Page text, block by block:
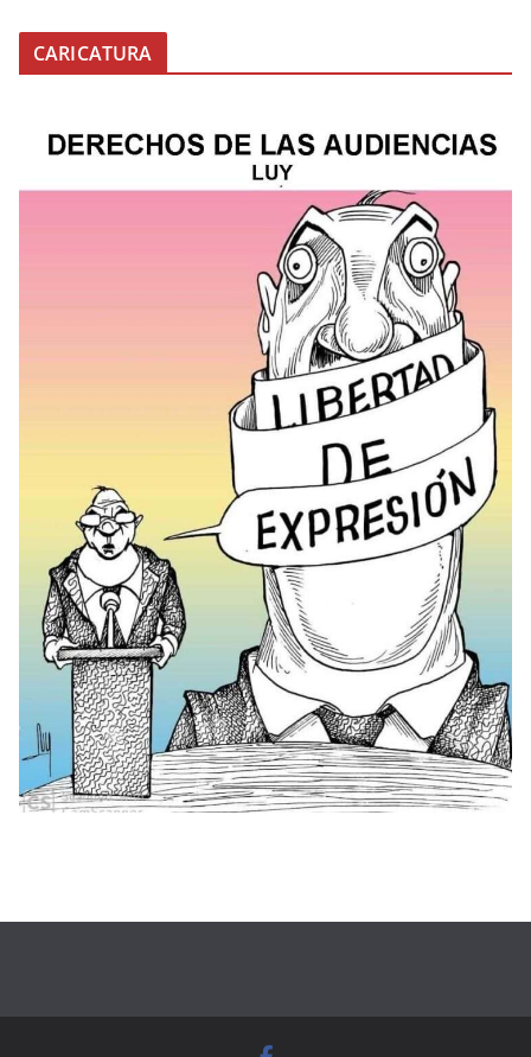
CARICATURA